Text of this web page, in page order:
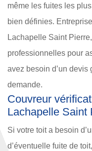
même les fuites les
bien définies.
Lachapelle Saint
professionnelles pour
avez besoin d’un devis
demande.
Couvreur
Lachapelle Saint
Si votre toit a besoin
d’éventuelle fuite de